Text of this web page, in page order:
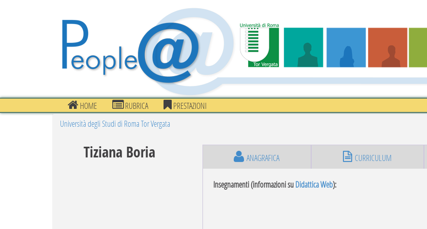
HOME RUBRICA PRESTAZIONI
Università degli Studi di Roma Tor Vergata
Tiziana Boria ANAGRAFICA CURRICULUM
Insegnamenti (informazioni suDidattica Web):